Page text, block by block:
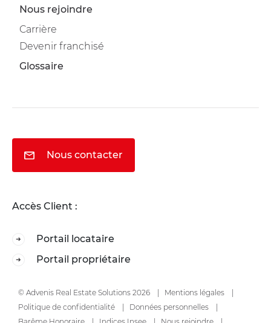
Nous rejoindre
Carrière
Devenir franchisé
Glossaire
Nous contacter
Accès Client :
Portail locataire
Portail propriétaire
© Advenis Real Estate Solutions 2026
Mentions légales
Politique de confidentialité
Données personnelles